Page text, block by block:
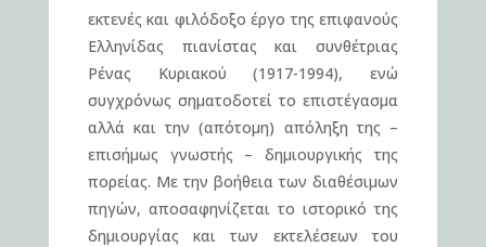
εκτενές και φιλόδοξο έργο της επιφανούς
Ελληνίδας πιανίστας και συνθέτριας
Ρένας Κυριακού (1917-1994), ενώ
συγχρόνως σηματοδοτεί το επιστέγασμα
αλλά και την (απότομη) απόληξη της –
επισήμως γνωστής – δημιουργικής της
πορείας. Με την βοήθεια των διαθέσιμων
πηγών, αποσαφηνίζεται το ιστορικό της
δημιουργίας και των εκτελέσεων του